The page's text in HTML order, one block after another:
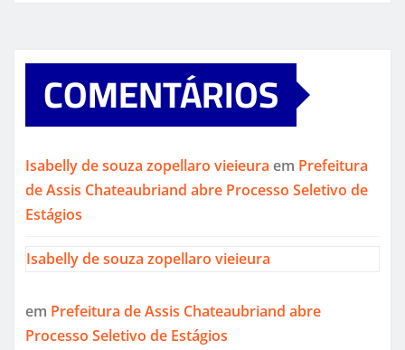
COMENTÁRIOS
Isabelly de souza zopellaro vieieura em Prefeitura
de Assis Chateaubriand abre Processo Seletivo de
Estágios
Isabelly de souza zopellaro vieieura
em Prefeitura de Assis Chateaubriand abre
Processo Seletivo de Estágios